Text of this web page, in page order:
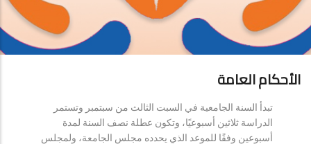
الأحكام العامة
تبدأ السنة الجامعية في السبت الثالث من سبتمبر وتستمر
الدراسة ثلاثين أسبوعيًا، وتكون عطلة نصف السنة لمدة
أسبوعين وفقًا للموعد الذي يحدده مجلس الجامعة، ولمجلس